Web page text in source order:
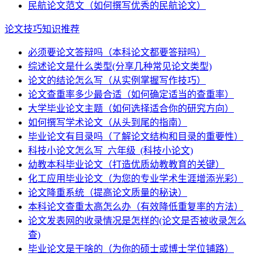
民航论文范文（如何撰写优秀的民航论文）
论文技巧知识推荐
必须要论文答辩吗（本科论文都要答辩吗）
综述论文是什么类型(分享几种常见论文类型)
论文的结论怎么写（从实例掌握写作技巧）
论文查重率多少最合适（如何确定适当的查重率）
大学毕业论文主题（如何选择适合你的研究方向）
如何撰写学术论文（从头到尾的指南）
毕业论文有目录吗（了解论文结构和目录的重要性）
科技小论文怎么写_六年级_(科技小论文)
幼教本科毕业论文（打造优质幼教教育的关键）
化工应用毕业论文（为您的专业学术生涯增添光彩）
论文降重系统（提高论文质量的秘诀）
本科论文查重太高怎么办（有效降低重复率的方法）
论文发表网的收录情况是怎样的(论文是否被收录怎么
查)
毕业论文是干啥的（为你的硕士或博士学位铺路）